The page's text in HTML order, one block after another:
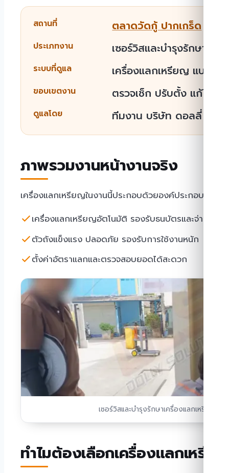
สถานที่ ตลาดวัดกู้ ปากเกร็ด
ประเภทงาน เซอร์วิสและบำรุงรักษา เป
ระบบที่ดูแล เครื่องแลกเหรียญ แบรนด์
ขอบเขตงาน ตรวจเช็ก ปรับตั้ง แก้ไข แล
ดูแลโดย ทีมงาน บริษัท ดอลลี่ โซลูชั่
ภาพรวมงานหน้างานจริง
เครื่องแลกเหรียญในงานนี้ประกอบด้วยองค์ประกอบหลัก
เครื่องแลกเหรียญอัตโนมัติ รองรับธนบัตรและจ่ายเหรีย
ตัวถังแข็งแรง ปลอดภัย รองรับการใช้งานหนัก
ตั้งค่าอัตราแลกและตรวจสอบยอดได้สะดวก
เซอร์วิสและบำรุงรักษาเครื่องแลกเหรียญหน้า
ทำไมต้องเลือกเครื่องแลกเหรียญ